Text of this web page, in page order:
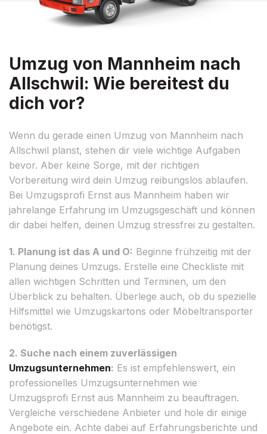
Umzug von Mannheim nach
Allschwil: Wie bereitest du
dich vor?
Wenn du gerade einen Umzug von Mannheim nach
Allschwil planst, stehen dir viele wichtige Aufgaben
bevor. Aber keine Sorge, mit der richtigen
Vorbereitung wird dein Umzug reibungslos ablaufen.
Bei Umzugsprofi Ernst aus Mannheim haben wir
jahrelange Erfahrung im Umzugsgeschäft und können
dir dabei helfen, deinen Umzug stressfrei zu gestalten.
1. Planung ist das A und O: Beginne frühzeitig mit der
Planung deines Umzugs. Erstelle eine Checkliste mit
allen wichtigen Schritten und Terminen, um den
Überblick zu behalten. Überlege auch, ob du spezielle
Hilfsmittel wie Umzugskartons oder Möbeltransporter
benötigst.
2. Suche nach einem zuverlässigen
Umzugsunternehmen: Es ist empfehlenswert, ein
professionelles Umzugsunternehmen wie
Umzugsprofi Ernst aus Mannheim zu beauftragen.
Vergleiche verschiedene Anbieter und hole dir einige
Angebote ein. Achte dabei auf Erfahrungsberichte und